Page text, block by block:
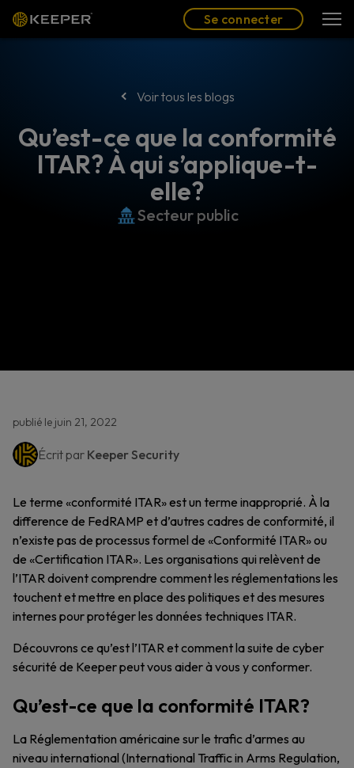
(FR)
Se connecter
Voir tous les blogs
Qu’est-ce que la conformité
ITAR? À qui s’applique-t-
elle?
Secteur public
publié le juin 21, 2022
Écrit par Keeper Security
Le terme «conformité ITAR» est un terme inapproprié. À la
difference de FedRAMP et d’autres cadres de conformité, il
n’existe pas de processus formel de «Conformité ITAR» ou
de «Certification ITAR». Les organisations qui relèvent de
l’ITAR doivent comprendre comment les réglementations les
touchent et mettre en place des politiques et des mesures
internes pour protéger les données techniques ITAR.
Découvrons ce qu’est l’ITAR et comment la suite de cyber
sécurité de Keeper peut vous aider à vous y conformer.
Qu’est-ce que la conformité ITAR?
La Réglementation américaine sur le trafic d’armes au
niveau international (International Traffic in Arms Regulation,